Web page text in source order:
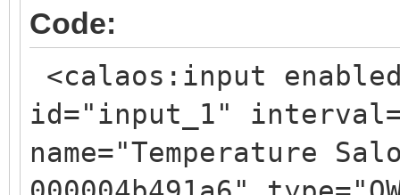
Code:
<calaos:input
id="input_1"
name="Temperature